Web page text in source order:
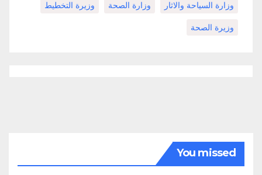
وزارة السياحة والاثار وزارة الصحة وزيرة التخطيط
وزيرة الصحة
You missed